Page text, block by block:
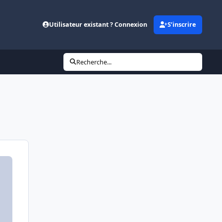
Utilisateur existant ? Connexion S’inscrire
Recherche...